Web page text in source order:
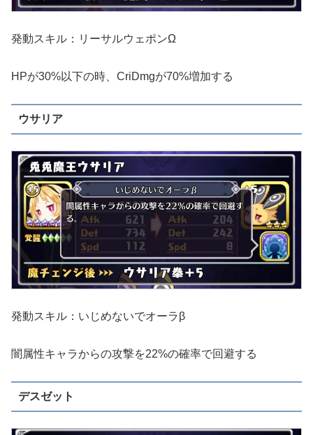
発動スキル：リーサルウェポンΩ
HPが30%以下の時、CriDmgが70%増加する
ウサリア
発動スキル：いじめないでオーラβ
闇属性キャラからの攻撃を22%の確率で回避する
デスゼット